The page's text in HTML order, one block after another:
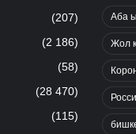
(207)
(2 186)
(58)
(28 470)
(115)
Аба
Жол